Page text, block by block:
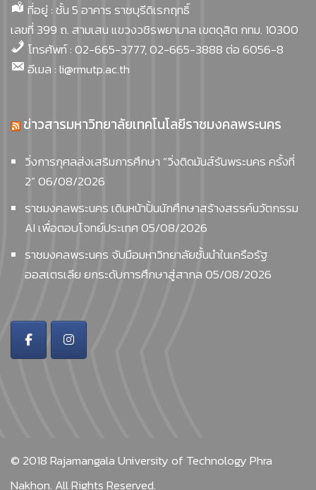
ที่อยู่ : ชั้น 5 อาคาร ราชบุรีดิเรกฤทธิ์
เลขที่ 399 ถ. สามเสน แขวงวชิรพยาบาล เขตดุสิต กทม. 10300
โทรศัพท์ : 02-665-3777, 02-665-3888 ต่อ 6056-8
อีเมล : li@rmutp.ac.th
ข่าวสารมหาวิทยาลัยเทคโนโลยีราชมงคลพระนคร
วิ่งการกุศลส่งเสริมการศึกษา “วิ่งติดมันส์รันพระนคร ครั้งที่
2”06/08/2026
ราชมงคลพระนคร เดินหน้าปั้นนักศึกษาสร้างสรรค์นวัตกรรม
AI เพื่อตอบโจทย์ประเทศ05/08/2026
ราชมงคลพระนคร จับมือมหาวิทยาลัยชั้นนำในเครือรัฐ
ออสเตรเลีย ยกระดับการศึกษาสู่สากล05/08/2026
© 2018Rajamangala University of Technology Phra
Nakhon. All Rights Reserved.